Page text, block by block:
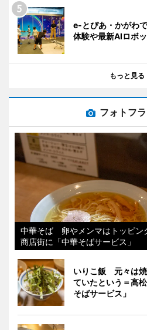
e-とぴあ・かがわ
体験や最新AIロボ
もっと見る
フォトフ
中華そば 卵やメンマはトッピン
商店街に「中華そばサービス」
いりこ飯 元々は焼
ていたという＝高
そばサービス」